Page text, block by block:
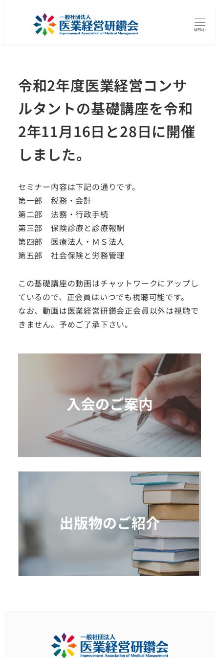
MENU
令和2年度医業経営コンサ
ルタントの基礎講座を令和
2年11月16日と28日に開催
しました。
セミナー内容は下記の通りです。
第一部 税務・会計
第二部 法務・行政手続
第三部 保険診療と診療報酬
第四部 医療法人・ＭＳ法人
第五部 社会保険と労務管理
この基礎講座の動画はチャットワークにアップし
ているので、正会員はいつでも視聴可能です。
なお、動画は医業経営研鑽会正会員以外は視聴で
きません。予めご了承下さい。